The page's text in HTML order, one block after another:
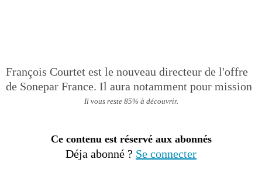
François Courtet est le nouveau directeur de l'offre
de Sonepar France. Il aura notamment pour mission
Il vous reste 85% à découvrir.
Ce contenu est réservé aux abonnés
Déja abonné ? Se connecter